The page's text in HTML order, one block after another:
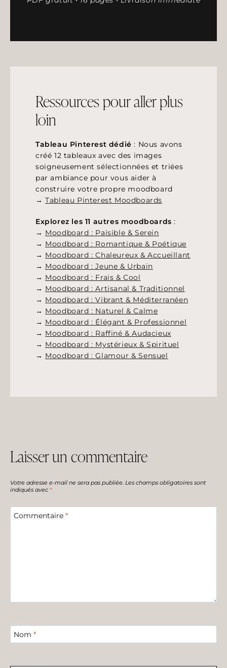
Ressources pour aller plus
loin
Tableau Pinterest dédié : Nous avons
créé 12 tableaux avec des images
soigneusement sélectionnées et triées
par ambiance pour vous aider à
construire votre propre moodboard
→Tableau Pinterest Moodboards
Explorez les 11 autres moodboards :
→ Moodboard : Paisible & Serein
→ Moodboard : Romantique & Poétique
→ Moodboard : Chaleureux & Accueillant
→ Moodboard : Jeune & Urbain
→ Moodboard : Frais & Cool
→ Moodboard : Artisanal & Traditionnel
→ Moodboard : Vibrant & Méditerranéen
→ Moodboard : Naturel & Calme
→ Moodboard : Élégant & Professionnel
→ Moodboard : Raffiné & Audacieux
→ Moodboard : Mystérieux & Spirituel
→ Moodboard : Glamour & Sensuel
Laisser un commentaire
Votre adresse e-mail ne sera pas publiée. Les champs obligatoires sont
indiqués avec *
Commentaire *
Nom *